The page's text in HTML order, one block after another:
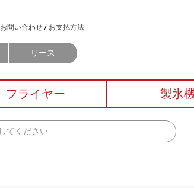
お問い合わせ お支払方法
リース
フライヤー 製氷